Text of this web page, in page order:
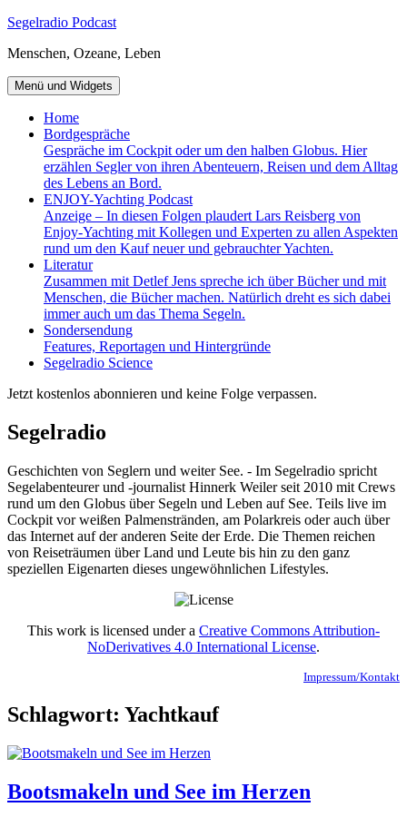
Zum
springen
Segelradio Podcast
Menschen, Ozeane, Leben
Menü und Widgets
Home
Bordgespräche
Gespräche im Cockpit oder um den halben Globus. Hier
erzählen Segler von ihren Abenteuern, Reisen und dem Alltag
des Lebens an Bord.
ENJOY-Yachting Podcast
Anzeige – In diesen Folgen plaudert Lars Reisberg von
Enjoy-Yachting mit Kollegen und Experten zu allen Aspekten
rund um den Kauf neuer und gebrauchter Yachten.
Literatur
Zusammen mit Detlef Jens spreche ich über Bücher und mit
Menschen, die Bücher machen. Natürlich dreht es sich dabei
immer auch um das Thema Segeln.
Sondersendung
Features, Reportagen und Hintergründe
Segelradio Science
Jetzt kostenlos abonnieren und keine Folge verpassen.
Segelradio
Geschichten von Seglern und weiter See. - Im Segelradio spricht
Segelabenteurer und -journalist Hinnerk Weiler seit 2010 mit Crews
rund um den Globus über Segeln und Leben auf See. Teils live im
Cockpit vor weißen Palmenstränden, am Polarkreis oder auch über
das Internet auf der anderen Seite der Erde. Die Themen reichen
von Reiseträumen über Land und Leute bis hin zu den ganz
speziellen Eigenarten dieses ungewöhnlichen Lifestyles.
This work is licensed under a Creative Commons Attribution-
NoDerivatives 4.0 International License.
Impressum/Kontakt
Schlagwort: Yachtkauf
Bootsmakeln und See im Herzen